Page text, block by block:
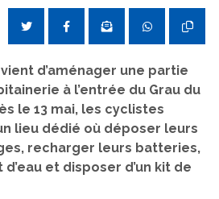
d’aménager une partie
à l’entrée du Grau du
le 13 mai, les cyclistes
lieu dédié où déposer leurs
recharger leurs batteries,
et disposer d’un kit de